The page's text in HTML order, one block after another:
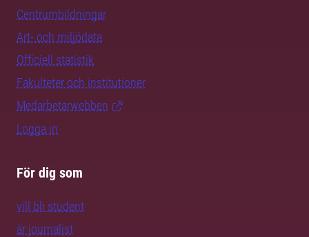
Centrumbildningar
Art- och miljödata
Officiell statistik
Fakulteter och institutioner
Medarbetarwebben
Logga in
För dig som
vill bli student
är journalist